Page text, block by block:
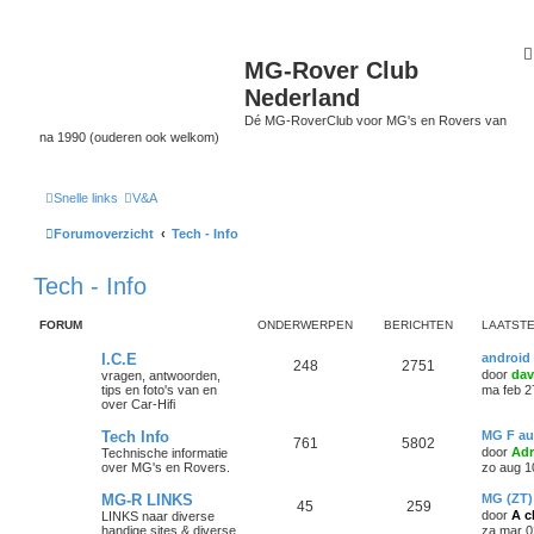
MG-Rover Club
Nederland
Dé MG-RoverClub voor MG's en Rovers van
na 1990 (ouderen ook welkom)
Snelle links V&A
Forumoverzicht Tech - Info
Tech - Info
FORUM ONDERWERPEN BERICHTEN
I.C.E
vragen, antwoorden,
tips en foto's van en
over Car-Hifi
248 2751
android
door
ma feb
Tech Info
Technische informatie
over MG's en Rovers.
761 5802
MG F
door
zo aug
MG-R LINKS
LINKS naar diverse
handige sites & diverse
45 259
MG
door A
za mar